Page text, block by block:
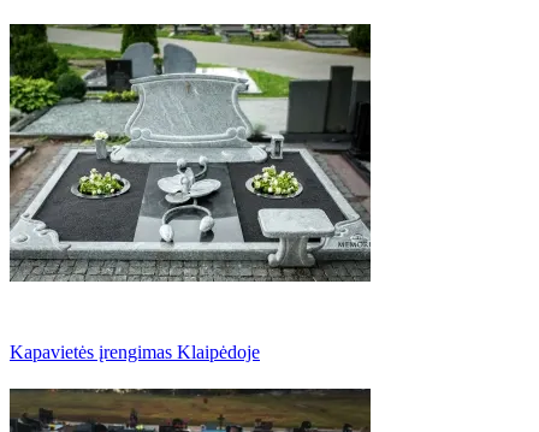
Kapavietės įrengimas Klaipėdoje